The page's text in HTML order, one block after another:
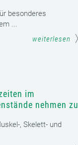
besonderes
...
weiterlesen
im
nehmen zu
, Skelett- und